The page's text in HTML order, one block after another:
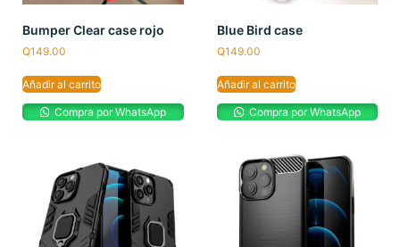
Bumper Clear case rojo
Q149.00
Añadir al carrito
Compra por WhatsApp
Blue Bird case
Q149.00
Añadir al carrito
Compra por WhatsApp